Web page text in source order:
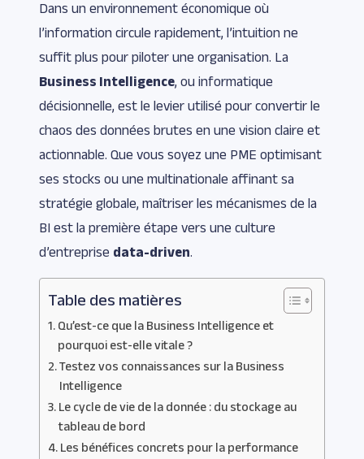
Dans un environnement économique où
l’information circule rapidement, l’intuition ne
suffit plus pour piloter une organisation. La
Business Intelligence , ou informatique
décisionnelle, est le levier utilisé pour convertir le
chaos des données brutes en une vision claire et
actionnable. Que vous soyez une PME optimisant
ses stocks ou une multinationale affinant sa
stratégie globale, maîtriser les mécanismes de la
BI est la première étape vers une culture
d’entreprise data-driven
Table des matières
Qu’est-ce que la Business Intelligence et
pourquoi est-elle vitale ?
Testez vos connaissances sur la Business
Intelligence
Le cycle de vie de la donnée : du stockage au
tableau de bord
Les bénéfices concrets pour la performance